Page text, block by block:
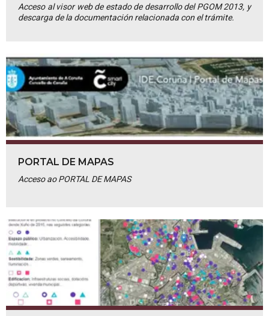
Acceso al visor web de estado de desarrollo del PGOM 2013, y
descarga de la documentación relacionada con el trámite.
PORTAL DE MAPAS
Acceso ao PORTAL DE MAPAS